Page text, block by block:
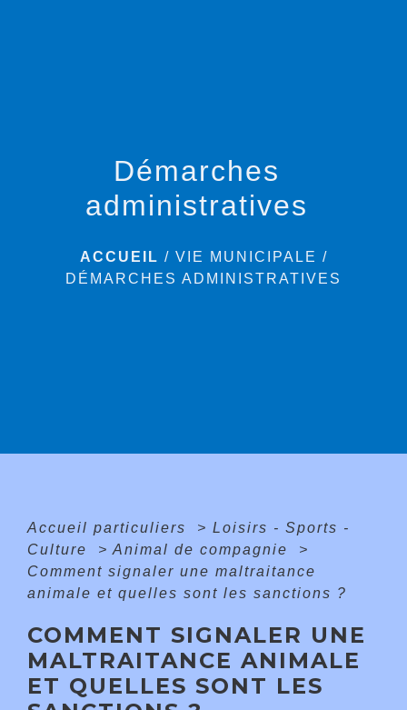
Démarches
administratives
ACCUEIL / VIE MUNICIPALE /
DÉMARCHES ADMINISTRATIVES
Accueil particuliers > Loisirs - Sports -
Culture
> Animal de compagnie
>
Comment signaler une maltraitance
animale et quelles sont les sanctions ?
COMMENT SIGNALER UNE
MALTRAITANCE ANIMALE
ET QUELLES SONT LES